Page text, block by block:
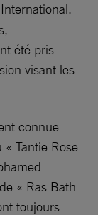
été pris
visant les
connue
Tantie Rose
« Ras Bath
toujours